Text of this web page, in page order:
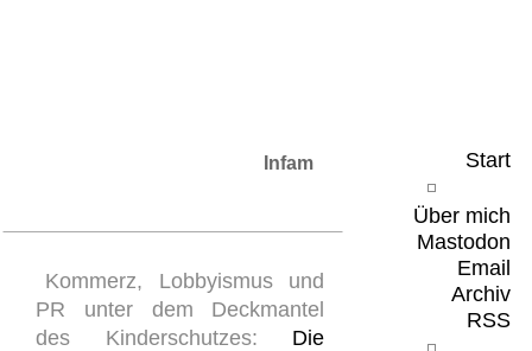
Start
Über mich
Mastodon
Email
Archiv
RSS
Infam
Kommerz, Lobbyismus und
PR unter dem Deckmantel
des Kinderschutzes: Die